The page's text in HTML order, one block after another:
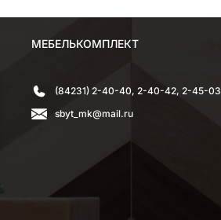
МЕБЕЛЬКОМПЛЕКТ
(84231) 2-40-40, 2-40-42, 2-45-03
sbyt_mk@mail.ru